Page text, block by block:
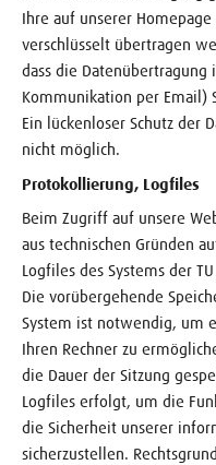
Ihre auf unserer
verschlüsselt übertragen
dass die
Kommunikation per Email)
Ein lückenloser Schutz der
nicht möglich.
Protokollierung, Logfiles
Beim Zugriff auf unsere
aus technischen Gründen
Logfiles des Systems der
Die vorübergehende
System ist notwendig, um
Ihren Rechner zu
die Dauer der Sitzung
Logfiles erfolgt, um die
die Sicherheit unserer
sicherzustellen.